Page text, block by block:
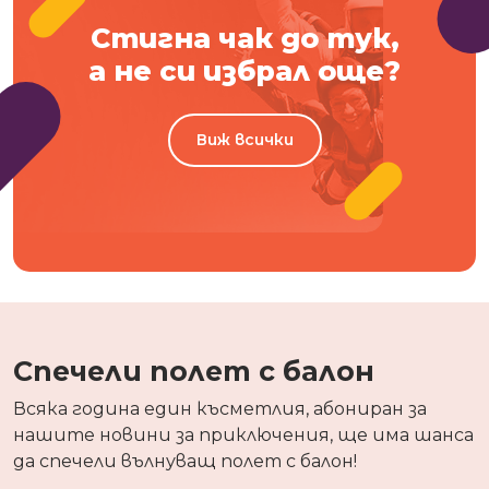
Стигна чак до тук,
а не си избрал още?
Виж всички
Спечели полет с балон
Всяка година един късметлия, абониран за
нашите новини за приключения, ще има шанса
да спечели вълнуващ полет с балон!